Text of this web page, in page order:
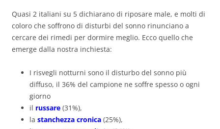
Quasi 2 italiani su 5 dichiarano di riposare male, e molti di
coloro che soffrono di disturbi del sonno rinunciano a
cercare dei rimedi per dormire meglio. Ecco quello che
emerge dalla nostra inchiesta:
I risvegli notturni sono il disturbo del sonno più
diffuso, il 36% del campione ne soffre spesso o ogni
giorno
il russare (31%),
la stanchezza cronica (25%),